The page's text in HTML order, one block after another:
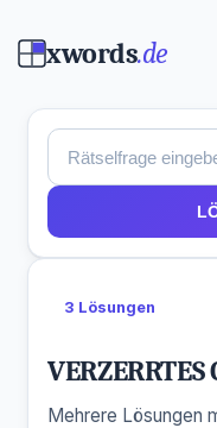
xwords.de
3 Lösungen
VERZERRTES
Mehrere Lösungen